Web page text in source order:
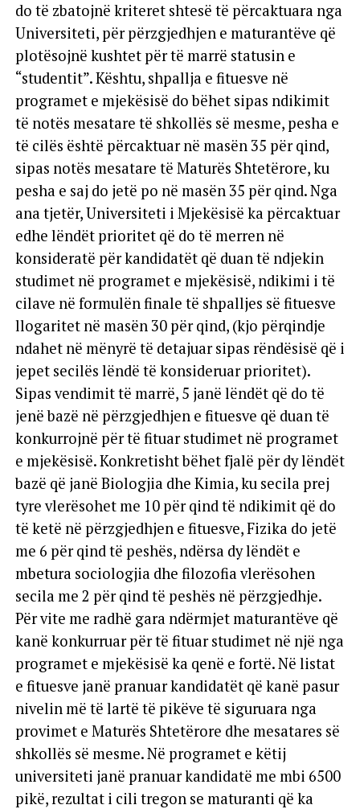
do të zbatojnë kriteret shtesë të përcaktuara nga
Universiteti, për përzgjedhjen e maturantëve që
plotësojnë kushtet për të marrë statusin e
“studentit”. Kështu, shpallja e fituesve në
programet e mjekësisë do bëhet sipas ndikimit
të notës mesatare të shkollës së mesme, pesha e
të cilës është përcaktuar në masën 35 për qind,
sipas notës mesatare të Maturës Shtetërore, ku
pesha e saj do jetë po në masën 35 për qind. Nga
ana tjetër, Universiteti i Mjekësisë ka përcaktuar
edhe lëndët prioritet që do të merren në
konsideratë për kandidatët që duan të ndjekin
studimet në programet e mjekësisë, ndikimi i të
cilave në formulën finale të shpalljes së fituesve
llogaritet në masën 30 për qind, (kjo përqindje
ndahet në mënyrë të detajuar sipas rëndësisë që i
jepet secilës lëndë të konsideruar prioritet).
Sipas vendimit të marrë, 5 janë lëndët që do të
jenë bazë në përzgjedhjen e fituesve që duan të
konkurrojnë për të fituar studimet në programet
e mjekësisë. Konkretisht bëhet fjalë për dy lëndët
bazë që janë Biologjia dhe Kimia, ku secila prej
tyre vlerësohet me 10 për qind të ndikimit që do
të ketë në përzgjedhjen e fituesve, Fizika do jetë
me 6 për qind të peshës, ndërsa dy lëndët e
mbetura sociologjia dhe filozofia vlerësohen
secila me 2 për qind të peshës në përzgjedhje.
Për vite me radhë gara ndërmjet maturantëve që
kanë konkurruar për të fituar studimet në një nga
programet e mjekësisë ka qenë e fortë. Në listat
e fituesve janë pranuar kandidatët që kanë pasur
nivelin më të lartë të pikëve të siguruara nga
provimet e Maturës Shtetërore dhe mesatares së
shkollës së mesme. Në programet e këtij
universiteti janë pranuar kandidatë me mbi 6500
pikë, rezultat i cili tregon se maturanti që ka